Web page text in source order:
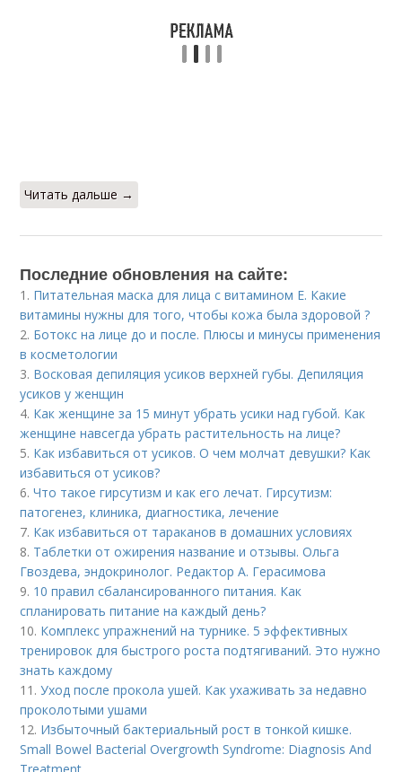
Читать дальше →
Последние обновления на сайте:
1. Питательная маска для лица с витамином Е. Какие
витамины нужны для того, чтобы кожа была здоровой ?
2. Ботокс на лице до и после. Плюсы и минусы применения
в косметологии
3. Восковая депиляция усиков верхней губы. Депиляция
усиков у женщин
4. Как женщине за 15 минут убрать усики над губой. Как
женщине навсегда убрать растительность на лице?
5. Как избавиться от усиков. О чем молчат девушки? Как
избавиться от усиков?
6.Что такое гирсутизм и как его лечат. Гирсутизм:
патогенез, клиника, диагностика, лечение
7. Как избавиться от тараканов в домашних условиях
8. Таблетки от ожирения название и отзывы. Ольга
Гвоздева, эндокринолог. Редактор А. Герасимова
9. 10 правил сбалансированного питания. Как
спланировать питание на каждый день?
10. Комплекс упражнений на турнике. 5 эффективных
тренировок для быстрого роста подтягиваний. Это нужно
знать каждому
11.Уход после прокола ушей. Как ухаживать за недавно
проколотыми ушами
12. Избыточный бактериальный рост в тонкой кишке.
Small Bowel Bacterial Overgrowth Syndrome: Diagnosis And